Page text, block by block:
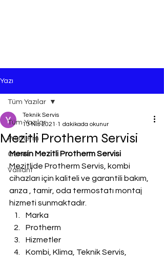
Yazı
Tüm Yazılar
Protherm
Genel
Vaillant
Tüm Yazılar
Mezitli Protherm Servisi
Teknik Servis
13 Nis 2021 1 dakikada okunur
Mersin Mezitli Protherm Servisi
Mezitlide Protherm Servis, kombi
cihazları için kaliteli ve garantili bakım,
arıza , tamir, oda termostatı montaj
hizmeti sunmaktadır.
Marka
Protherm
Hizmetler
Kombi, Klima, Teknik Servis,